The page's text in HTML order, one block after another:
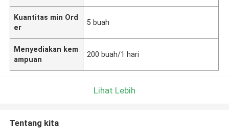
Kuantitas min Ord
er
5 buah
Menyediakan kem
ampuan
200 buah/1 hari
Lihat Lebih
Tentang kita